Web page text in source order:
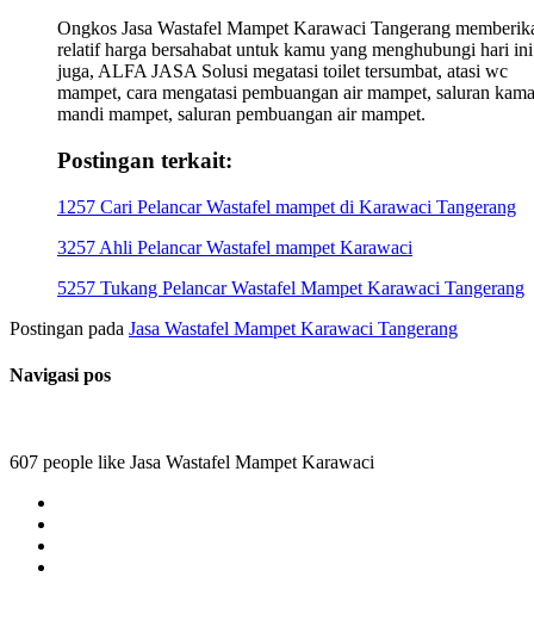
Ongkos Jasa Wastafel Mampet Karawaci Tangerang
relatif harga bersahabat untuk kamu yang menghubungi hari ini
juga, ALFA JASA Solusi megatasi toilet tersumbat, atasi wc
mampet, cara mengatasi pembuangan air mampet, saluran
mandi mampet, saluran pembuangan air mampet.
Postingan terkait:
1257 Cari Pelancar Wastafel mampet di Karawaci Tangerang
3257 Ahli Pelancar Wastafel mampet Karawaci
5257 Tukang Pelancar Wastafel Mampet Karawaci Tangerang
Postingan pada Jasa Wastafel Mampet Karawaci Tangerang
Navigasi pos
607 people like Jasa Wastafel Mampet Karawaci